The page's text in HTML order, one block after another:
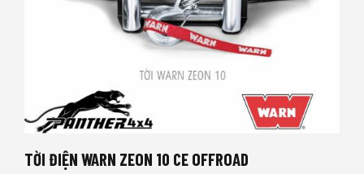
TỜI ĐIỆN WARN ZEON 10 CE OFFROAD